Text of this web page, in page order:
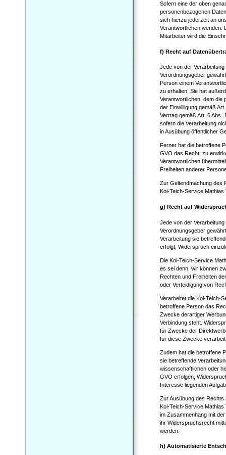
Sofern eine der oben
personenbezogenen
sich hierzu jederzeit an
Verantwortlichen wenden.
Mitarbeiter wird die
f) Recht auf
Jede von der
Verordnungsgeber
Person einem
zu erhalten. Sie hat
Verantwortlichen, dem die
der Einwilligung gemäß
Vertrag gemäß Art. 6 Abs.
sofern die Verarbeitung
in Ausübung öffentlicher
Ferner hat die betroffene
GVO das Recht, zu
Verantwortlichen
Freiheiten anderer
Zur Geltendmachung des
Koi-Teich-Service
g) Recht auf
Jede von der
Verordnungsgeber
Verarbeitung sie
erfolgt, Widerspruch
Die Koi-Teich-Service
es sei denn, wir können
Rechten und Freiheiten
oder Verteidigung von
Verarbeitet die Koi-Teich-
betroffene Person das
Zwecke derartiger
Verbindung steht.
für Zwecke der
für diese Zwecke
Zudem hat die betroffene
sie betreffende
wissenschaftlichen oder
GVO erfolgen,
Interesse liegenden
Zur Ausübung des
Koi-Teich-Service
im Zusammenhang mit
ihr Widerspruchsrecht
werden.
h) Automatisierte